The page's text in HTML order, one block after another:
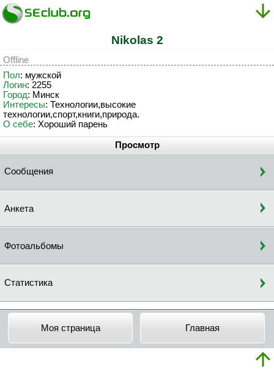
Nikolas 2
Offline
Пол: мужской
Логин: 2255
Город: Минск
Интересы: Технологии,высокие
технологии,спорт,книги,природа.
О себе: Хороший парень
Просмотр
Сообщения
Анкета
Фотоальбомы
Статистика
Моя страница Главная